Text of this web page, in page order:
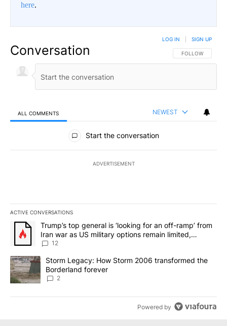
here.
Conversation FOLLOW THIS
FOLLOW
LOG IN SIGN UP
ALL COMMENTS NEWEST
All Comments
Start the conversation
ADVERTISEMENT
ACTIVE CONVERSATIONS
The following is a list of the most commented articles in the last
A trending article titled "Trump’s top general is ‘looking for an
Trump’s top general is ‘looking for an off-ramp’ from
Iran war as US military options remain limited,
sources say
12
A trending article titled "Storm Legacy: How Storm 2006
Storm Legacy: How Storm 2006 transformed the
Borderland forever
2
Powered by